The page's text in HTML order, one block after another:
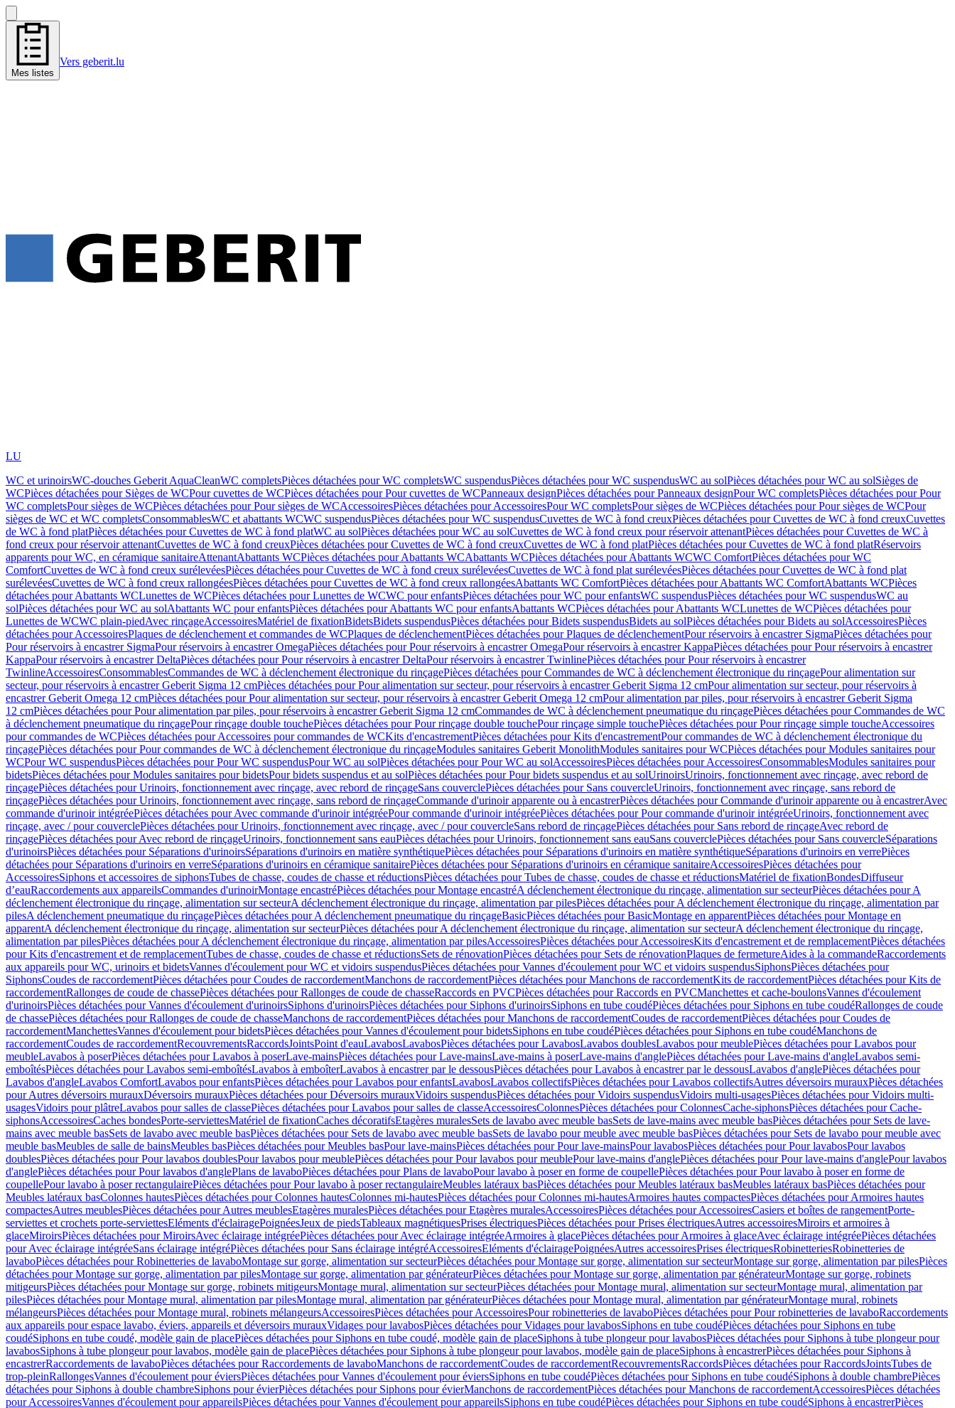
Mes listes
Vers geberit.lu
LU
WC et urinoirsWC-douches Geberit AquaCleanWC completsPièces détachées pour WC completsWC suspendusPièces détachées pour WC suspendusWC au solPièces détachées pour WC au solSièges de
WCPièces détachées pour Sièges de WCPour cuvettes de WCPièces détachées pour Pour cuvettes de WCPanneaux designPièces détachées pour Panneaux designPour WC completsPièces détachées pour Pour
WC completsPour sièges de WCPièces détachées pour Pour sièges de WCAccessoiresPièces détachées pour AccessoiresPour WC completsPour sièges de WCPièces détachées pour Pour sièges de WCPour
sièges de WC et WC completsConsommablesWC et abattants WCWC suspendusPièces détachées pour WC suspendusCuvettes de WC à fond creuxPièces détachées pour Cuvettes de WC à fond creuxCuvettes
de WC à fond platPièces détachées pour Cuvettes de WC à fond platWC au solPièces détachées pour WC au solCuvettes de WC à fond creux pour réservoir attenantPièces détachées pour Cuvettes de WC à
fond creux pour réservoir attenantCuvettes de WC à fond creuxPièces détachées pour Cuvettes de WC à fond creuxCuvettes de WC à fond platPièces détachées pour Cuvettes de WC à fond platRéservoirs
apparents pour WC, en céramique sanitaireAttenantAbattants WCPièces détachées pour Abattants WCAbattants WCPièces détachées pour Abattants WCWC ComfortPièces détachées pour WC
ComfortCuvettes de WC à fond creux surélevéesPièces détachées pour Cuvettes de WC à fond creux surélevéesCuvettes de WC à fond plat surélevéesPièces détachées pour Cuvettes de WC à fond plat
surélevéesCuvettes de WC à fond creux rallongéesPièces détachées pour Cuvettes de WC à fond creux rallongéesAbattants WC ComfortPièces détachées pour Abattants WC ComfortAbattants WCPièces
détachées pour Abattants WCLunettes de WCPièces détachées pour Lunettes de WCWC pour enfantsPièces détachées pour WC pour enfantsWC suspendusPièces détachées pour WC suspendusWC au
solPièces détachées pour WC au solAbattants WC pour enfantsPièces détachées pour Abattants WC pour enfantsAbattants WCPièces détachées pour Abattants WCLunettes de WCPièces détachées pour
Lunettes de WCWC plain-piedAvec rinçageAccessoiresMatériel de fixationBidetsBidets suspendusPièces détachées pour Bidets suspendusBidets au solPièces détachées pour Bidets au solAccessoiresPièces
détachées pour AccessoiresPlaques de déclenchement et commandes de WCPlaques de déclenchementPièces détachées pour Plaques de déclenchementPour réservoirs à encastrer SigmaPièces détachées pour
Pour réservoirs à encastrer SigmaPour réservoirs à encastrer OmegaPièces détachées pour Pour réservoirs à encastrer OmegaPour réservoirs à encastrer KappaPièces détachées pour Pour réservoirs à encastrer
KappaPour réservoirs à encastrer DeltaPièces détachées pour Pour réservoirs à encastrer DeltaPour réservoirs à encastrer TwinlinePièces détachées pour Pour réservoirs à encastrer
TwinlineAccessoiresConsommablesCommandes de WC à déclenchement électronique du rinçagePièces détachées pour Commandes de WC à déclenchement électronique du rinçagePour alimentation sur
secteur, pour réservoirs à encastrer Geberit Sigma 12 cmPièces détachées pour Pour alimentation sur secteur, pour réservoirs à encastrer Geberit Sigma 12 cmPour alimentation sur secteur, pour réservoirs à
encastrer Geberit Omega 12 cmPièces détachées pour Pour alimentation sur secteur, pour réservoirs à encastrer Geberit Omega 12 cmPour alimentation par piles, pour réservoirs à encastrer Geberit Sigma
12 cmPièces détachées pour Pour alimentation par piles, pour réservoirs à encastrer Geberit Sigma 12 cmCommandes de WC à déclenchement pneumatique du rinçagePièces détachées pour Commandes de WC
à déclenchement pneumatique du rinçagePour rinçage double touchePièces détachées pour Pour rinçage double touchePour rinçage simple touchePièces détachées pour Pour rinçage simple toucheAccessoires
pour commandes de WCPièces détachées pour Accessoires pour commandes de WCKits d'encastrementPièces détachées pour Kits d'encastrementPour commandes de WC à déclenchement électronique du
rinçagePièces détachées pour Pour commandes de WC à déclenchement électronique du rinçageModules sanitaires Geberit MonolithModules sanitaires pour WCPièces détachées pour Modules sanitaires pour
WCPour WC suspendusPièces détachées pour Pour WC suspendusPour WC au solPièces détachées pour Pour WC au solAccessoiresPièces détachées pour AccessoiresConsommablesModules sanitaires pour
bidetsPièces détachées pour Modules sanitaires pour bidetsPour bidets suspendus et au solPièces détachées pour Pour bidets suspendus et au solUrinoirsUrinoirs, fonctionnement avec rinçage, avec rebord de
rinçagePièces détachées pour Urinoirs, fonctionnement avec rinçage, avec rebord de rinçageSans couverclePièces détachées pour Sans couvercleUrinoirs, fonctionnement avec rinçage, sans rebord de
rinçagePièces détachées pour Urinoirs, fonctionnement avec rinçage, sans rebord de rinçageCommande d'urinoir apparente ou à encastrerPièces détachées pour Commande d'urinoir apparente ou à encastrerAvec
commande d'urinoir intégréePièces détachées pour Avec commande d'urinoir intégréePour commande d'urinoir intégréePièces détachées pour Pour commande d'urinoir intégréeUrinoirs, fonctionnement avec
rinçage, avec / pour couverclePièces détachées pour Urinoirs, fonctionnement avec rinçage, avec / pour couvercleSans rebord de rinçagePièces détachées pour Sans rebord de rinçageAvec rebord de
rinçagePièces détachées pour Avec rebord de rinçageUrinoirs, fonctionnement sans eauPièces détachées pour Urinoirs, fonctionnement sans eauSans couverclePièces détachées pour Sans couvercleSéparations
d'urinoirsPièces détachées pour Séparations d'urinoirsSéparations d'urinoirs en matière synthétiquePièces détachées pour Séparations d'urinoirs en matière synthétiqueSéparations d'urinoirs en verrePièces
détachées pour Séparations d'urinoirs en verreSéparations d'urinoirs en céramique sanitairePièces détachées pour Séparations d'urinoirs en céramique sanitaireAccessoiresPièces détachées pour
AccessoiresSiphons et accessoires de siphonsTubes de chasse, coudes de chasse et réductionsPièces détachées pour Tubes de chasse, coudes de chasse et réductionsMatériel de fixationBondesDiffuseur
d’eauRaccordements aux appareilsCommandes d'urinoirMontage encastréPièces détachées pour Montage encastréA déclenchement électronique du rinçage, alimentation sur secteurPièces détachées pour A
déclenchement électronique du rinçage, alimentation sur secteurA déclenchement électronique du rinçage, alimentation par pilesPièces détachées pour A déclenchement électronique du rinçage, alimentation par
pilesA déclenchement pneumatique du rinçagePièces détachées pour A déclenchement pneumatique du rinçageBasicPièces détachées pour BasicMontage en apparentPièces détachées pour Montage en
apparentA déclenchement électronique du rinçage, alimentation sur secteurPièces détachées pour A déclenchement électronique du rinçage, alimentation sur secteurA déclenchement électronique du rinçage,
alimentation par pilesPièces détachées pour A déclenchement électronique du rinçage, alimentation par pilesAccessoiresPièces détachées pour AccessoiresKits d'encastrement et de remplacementPièces détachées
pour Kits d'encastrement et de remplacementTubes de chasse, coudes de chasse et réductionsSets de rénovationPièces détachées pour Sets de rénovationPlaques de fermetureAides à la commandeRaccordements
aux appareils pour WC, urinoirs et bidetsVannes d'écoulement pour WC et vidoirs suspendusPièces détachées pour Vannes d'écoulement pour WC et vidoirs suspendusSiphonsPièces détachées pour
SiphonsCoudes de raccordementPièces détachées pour Coudes de raccordementManchons de raccordementPièces détachées pour Manchons de raccordementKits de raccordementPièces détachées pour Kits de
raccordementRallonges de coude de chassePièces détachées pour Rallonges de coude de chasseRaccords en PVCPièces détachées pour Raccords en PVCManchettes et cache-boulonsVannes d'écoulement
d'urinoirsPièces détachées pour Vannes d'écoulement d'urinoirsSiphons d'urinoirsPièces détachées pour Siphons d'urinoirsSiphons en tube coudéPièces détachées pour Siphons en tube coudéRallonges de coude
de chassePièces détachées pour Rallonges de coude de chasseManchons de raccordementPièces détachées pour Manchons de raccordementCoudes de raccordementPièces détachées pour Coudes de
raccordementManchettesVannes d'écoulement pour bidetsPièces détachées pour Vannes d'écoulement pour bidetsSiphons en tube coudéPièces détachées pour Siphons en tube coudéManchons de
raccordementCoudes de raccordementRecouvrementsRaccordsJointsPoint d'eauLavabosLavabosPièces détachées pour LavabosLavabos doublesLavabos pour meublePièces détachées pour Lavabos pour
meubleLavabos à poserPièces détachées pour Lavabos à poserLave-mainsPièces détachées pour Lave-mainsLave-mains à poserLave-mains d'anglePièces détachées pour Lave-mains d'angleLavabos semi-
emboîtésPièces détachées pour Lavabos semi-emboîtésLavabos à emboîterLavabos à encastrer par le dessousPièces détachées pour Lavabos à encastrer par le dessousLavabos d'anglePièces détachées pour
Lavabos d'angleLavabos ComfortLavabos pour enfantsPièces détachées pour Lavabos pour enfantsLavabosLavabos collectifsPièces détachées pour Lavabos collectifsAutres déversoirs murauxPièces détachées
pour Autres déversoirs murauxDéversoirs murauxPièces détachées pour Déversoirs murauxVidoirs suspendusPièces détachées pour Vidoirs suspendusVidoirs multi-usagesPièces détachées pour Vidoirs multi-
usagesVidoirs pour plâtreLavabos pour salles de classePièces détachées pour Lavabos pour salles de classeAccessoiresColonnesPièces détachées pour ColonnesCache-siphonsPièces détachées pour Cache-
siphonsAccessoiresCaches bondesPorte-serviettesMatériel de fixationCaches décoratifsEtagères muralesSets de lavabo avec meuble basSets de lave-mains avec meuble basPièces détachées pour Sets de lave-
mains avec meuble basSets de lavabo avec meuble basPièces détachées pour Sets de lavabo avec meuble basSets de lavabo pour meuble avec meuble basPièces détachées pour Sets de lavabo pour meuble avec
meuble basMeubles de salle de bainsMeubles basPièces détachées pour Meubles basPour lave-mainsPièces détachées pour Pour lave-mainsPour lavabosPièces détachées pour Pour lavabosPour lavabos
doublesPièces détachées pour Pour lavabos doublesPour lavabos pour meublePièces détachées pour Pour lavabos pour meublePour lave-mains d'anglePièces détachées pour Pour lave-mains d'anglePour lavabos
d'anglePièces détachées pour Pour lavabos d'anglePlans de lavaboPièces détachées pour Plans de lavaboPour lavabo à poser en forme de coupellePièces détachées pour Pour lavabo à poser en forme de
coupellePour lavabo à poser rectangulairePièces détachées pour Pour lavabo à poser rectangulaireMeubles latéraux basPièces détachées pour Meubles latéraux basMeubles latéraux basPièces détachées pour
Meubles latéraux basColonnes hautesPièces détachées pour Colonnes hautesColonnes mi-hautesPièces détachées pour Colonnes mi-hautesArmoires hautes compactesPièces détachées pour Armoires hautes
compactesAutres meublesPièces détachées pour Autres meublesEtagères muralesPièces détachées pour Etagères muralesAccessoiresPièces détachées pour AccessoiresCasiers et boîtes de rangementPorte-
serviettes et crochets porte-serviettesEléments d'éclairagePoignéesJeux de piedsTableaux magnétiquesPrises électriquesPièces détachées pour Prises électriquesAutres accessoiresMiroirs et armoires à
glaceMiroirsPièces détachées pour MiroirsAvec éclairage intégréePièces détachées pour Avec éclairage intégréeArmoires à glacePièces détachées pour Armoires à glaceAvec éclairage intégréePièces détachées
pour Avec éclairage intégréeSans éclairage intégréPièces détachées pour Sans éclairage intégréAccessoiresEléments d'éclairagePoignéesAutres accessoiresPrises électriquesRobinetteriesRobinetteries de
lavaboPièces détachées pour Robinetteries de lavaboMontage sur gorge, alimentation sur secteurPièces détachées pour Montage sur gorge, alimentation sur secteurMontage sur gorge, alimentation par pilesPièces
détachées pour Montage sur gorge, alimentation par pilesMontage sur gorge, alimentation par générateurPièces détachées pour Montage sur gorge, alimentation par générateurMontage sur gorge, robinets
mitigeursPièces détachées pour Montage sur gorge, robinets mitigeursMontage mural, alimentation sur secteurPièces détachées pour Montage mural, alimentation sur secteurMontage mural, alimentation par
pilesPièces détachées pour Montage mural, alimentation par pilesMontage mural, alimentation par générateurPièces détachées pour Montage mural, alimentation par générateurMontage mural, robinets
mélangeursPièces détachées pour Montage mural, robinets mélangeursAccessoiresPièces détachées pour AccessoiresPour robinetteries de lavaboPièces détachées pour Pour robinetteries de lavaboRaccordements
aux appareils pour espace lavabo, éviers, appareils et déversoirs murauxVidages pour lavabosPièces détachées pour Vidages pour lavabosSiphons en tube coudéPièces détachées pour Siphons en tube
coudéSiphons en tube coudé, modèle gain de placePièces détachées pour Siphons en tube coudé, modèle gain de placeSiphons à tube plongeur pour lavabosPièces détachées pour Siphons à tube plongeur pour
lavabosSiphons à tube plongeur pour lavabos, modèle gain de placePièces détachées pour Siphons à tube plongeur pour lavabos, modèle gain de placeSiphons à encastrerPièces détachées pour Siphons à
encastrerRaccordements de lavaboPièces détachées pour Raccordements de lavaboManchons de raccordementCoudes de raccordementRecouvrementsRaccordsPièces détachées pour RaccordsJointsTubes de
trop-pleinRallongesVannes d'écoulement pour éviersPièces détachées pour Vannes d'écoulement pour éviersSiphons en tube coudéPièces détachées pour Siphons en tube coudéSiphons à double chambrePièces
détachées pour Siphons à double chambreSiphons pour évierPièces détachées pour Siphons pour évierManchons de raccordementPièces détachées pour Manchons de raccordementAccessoiresPièces détachées
pour AccessoiresVannes d'écoulement pour appareilsPièces détachées pour Vannes d'écoulement pour appareilsSiphons en tube coudéPièces détachées pour Siphons en tube coudéSiphons à encastrerPièces